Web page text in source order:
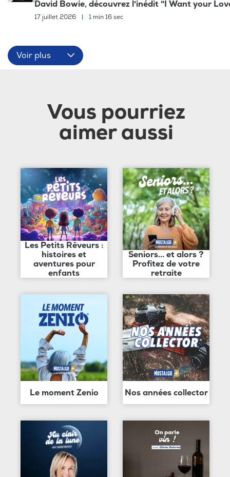
David Bowie, découvrez l'inédit "I Want your
17 juillet 2026 1 min 16 sec
Voir plus
Vous pourriez
aimer aussi
Les Petits Rêveurs :
histoires et
aventures pour
enfants
Seniors... et alors ?
Profitez de votre
retraite
Le moment Zenio Nos années collector